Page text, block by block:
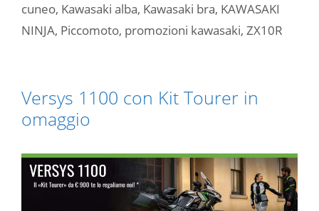
cuneo, Kawasaki alba, Kawasaki bra, KAWASAKI
NINJA, Piccomoto, promozioni kawasaki, ZX10R
Versys 1100 con Kit Tourer in
omaggio